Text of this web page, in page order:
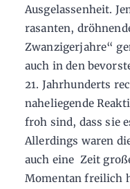
Ausgelassenheit.
rasanten,
Zwanzigerjahre“
auch in den
21. Jahrhunderts
naheliegende
froh sind, dass sie
Allerdings waren
auch eine Zeit
Momentan freilich